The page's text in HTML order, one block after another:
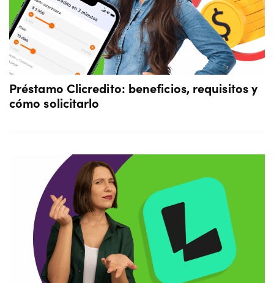
Préstamo Clicredito: beneficios, requisitos y
cómo solicitarlo